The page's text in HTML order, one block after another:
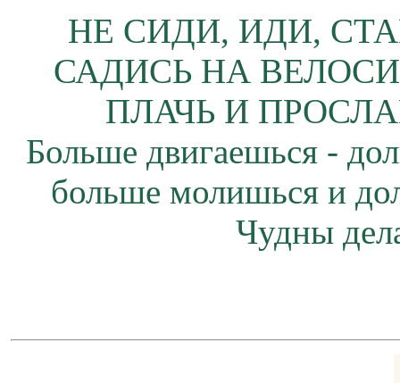
НЕ СИДИ, ИДИ,
САДИСЬ НА
ПЛАЧЬ И
Больше двигаешься -
больше молишься и
Чудны